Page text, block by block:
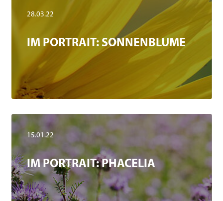
28.03.22
IM PORTRAIT: SONNENBLUME
15.01.22
IM PORTRAIT: PHACELIA